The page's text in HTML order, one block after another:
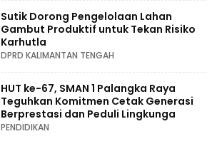
Sutik Dorong Pengelolaan Lahan
Gambut Produktif untuk Tekan Risiko
Karhutla
DPRD KALIMANTAN TENGAH
HUT ke-67, SMAN 1 Palangka Raya
Teguhkan Komitmen Cetak Generasi
Berprestasi dan Peduli Lingkunga
PENDIDIKAN